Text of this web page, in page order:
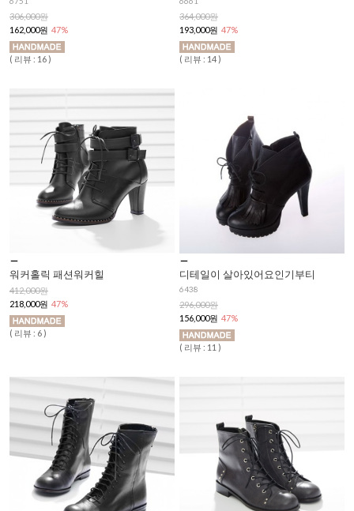
306,000원
162,000원 47%
( 리뷰 : 16 )
364,000원
193,000원 47%
( 리뷰 : 14 )
워커홀릭 패션워커힐
412,000원
218,000원 47%
( 리뷰 : 6 )
디테일이 살아있어요인기부티
6438
296,000원
156,000원 47%
( 리뷰 : 11 )